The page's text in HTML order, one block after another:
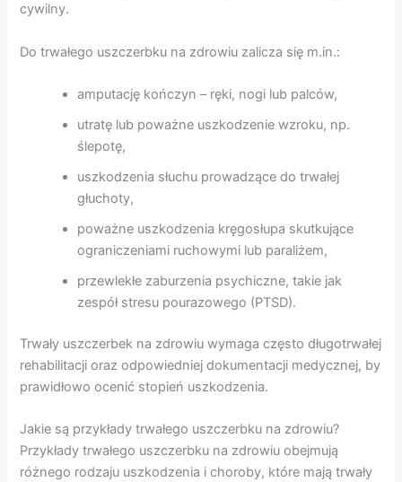
cywilny.
Do trwałego uszczerbku na zdrowiu zalicza się m.in.:
amputację kończyn – ręki, nogi lub palców,
utratę lub poważne uszkodzenie wzroku, np.
ślepotę,
uszkodzenia słuchu prowadzące do trwałej
głuchoty,
poważne uszkodzenia kręgosłupa skutkujące
ograniczeniami ruchowymi lub paraliżem,
przewlekłe zaburzenia psychiczne, takie jak
zespół stresu pourazowego (PTSD).
Trwały uszczerbek na zdrowiu wymaga często długotrwałej
rehabilitacji oraz odpowiedniej dokumentacji medycznej, by
prawidłowo ocenić stopień uszkodzenia.
Jakie są przykłady trwałego uszczerbku na zdrowiu?
Przykłady trwałego uszczerbku na zdrowiu obejmują
różnego rodzaju uszkodzenia i choroby, które mają trwały